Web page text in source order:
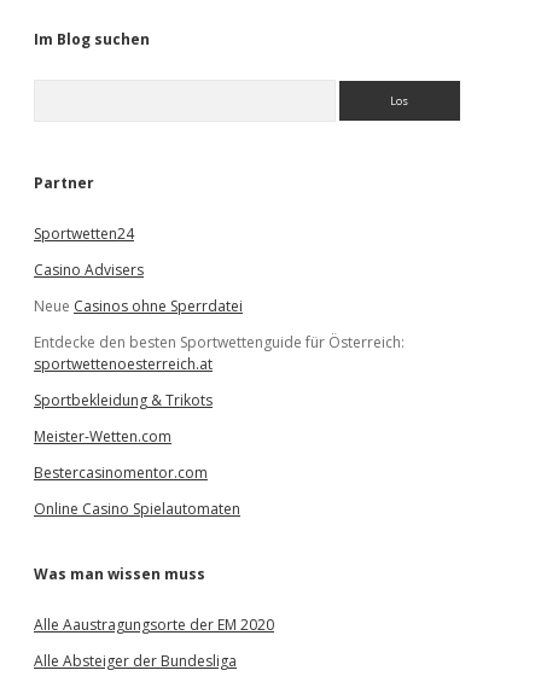
Im Blog suchen
e
Partner
Sportwetten24
Casino Advisers
Neue Casinos ohne Sperrdatei
Entdecke den besten Sportwettenguide für Österreich:
sportwettenoesterreich.at
Sportbekleidung & Trikots
Meister-Wetten.com
Bestercasinomentor.com
Online Casino Spielautomaten
Was man wissen muss
Alle Aaustragungsorte der EM 2020
Alle Absteiger der Bundesliga